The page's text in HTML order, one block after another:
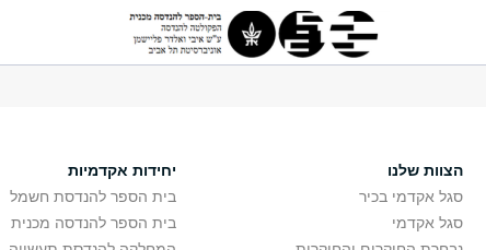
הצוות שלנו
סגל אקדמי בכיר
סגל אקדמי
יחידות אקדמיות
בית הספר להנדסת חשמל
בית הספר להנדסה מכנית